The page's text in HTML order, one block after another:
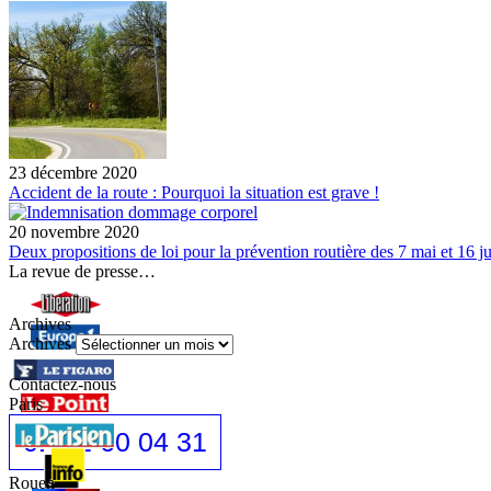
23 décembre 2020
Accident de la route : Pourquoi la situation est grave !
20 novembre 2020
Deux propositions de loi pour la prévention routière des 7 mai et 16
La revue de presse…
Archives
Archives
Contactez-nous
Paris
01 42 60 04 31
Rouen